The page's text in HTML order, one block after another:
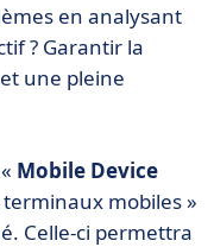
en analysant
? Garantir la
une pleine
Mobile Device
mobiles »
Celle-ci permettra